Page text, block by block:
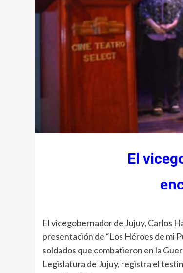
El
El vicegobernador de Jujuy, Carlos
presentación de “Los Héroes de mi
soldados que combatieron en la
Legislatura de Jujuy, registra el